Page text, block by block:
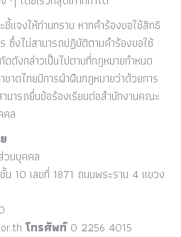
แจงให้ท่านทราบ หากคำร้องขอใช้สิทธิ
ซึ่งไม่สามารถปฏิบัติตามคำร้องขอใช้
ดังกล่าวเป็นไปตามที่กฎหมายกำหนด
ชาดไทยมีการฝ่าฝืนกฎหมายว่าด้วยการ
ารถยื่นข้อร้องเรียนต่อสำนักงานคณะ
คล
วนบุคคล
น 10 เลขที่ 1871 ถนนพระราม 4 แขวง
โทรศัพท์0 2256 4015